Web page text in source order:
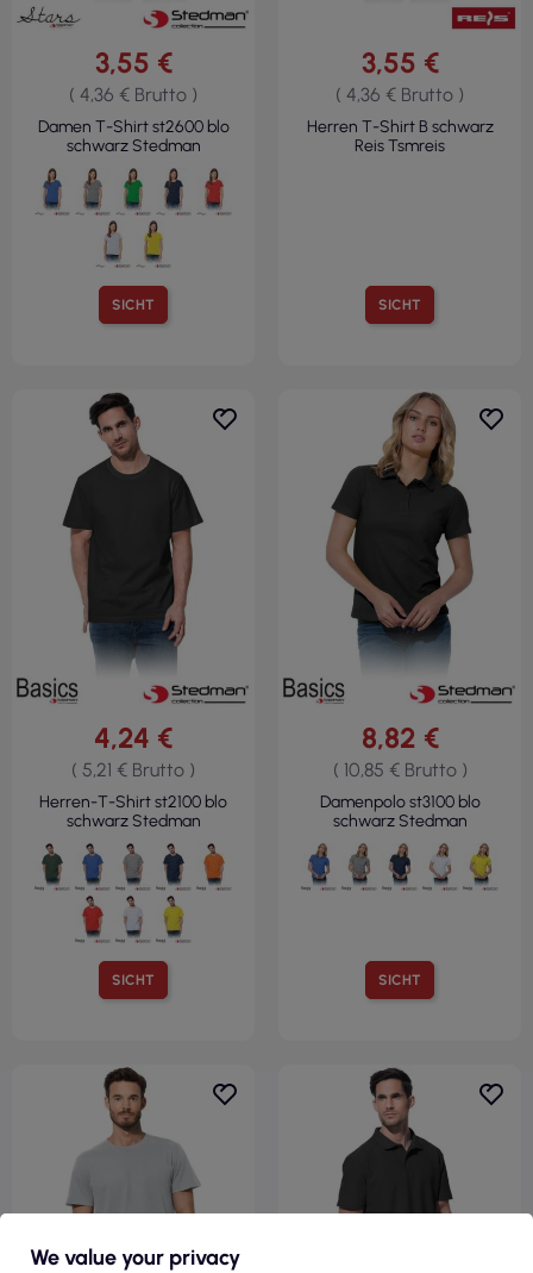
SICHT
3,55 €
( 4,36 € Brutto )
Damen T-Shirt st2600 blo
schwarz Stedman
SICHT
3,55 €
( 4,36 € Brutto )
Herren T-Shirt B schwarz
Reis Tsmreis
SICHT
4,24 €
( 5,21 € Brutto )
Herren-T-Shirt st2100 blo
schwarz Stedman
SICHT
8,82 €
( 10,85 € Brutto )
Damenpolo st3100 blo
schwarz Stedman
We value your privacy